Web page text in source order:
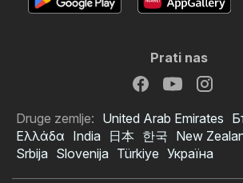
Prati nas
Druge zemlje: United Arab Emirates
Ελλάδα India 日本 한국 New
Srbija Slovenija Türkiye Україна